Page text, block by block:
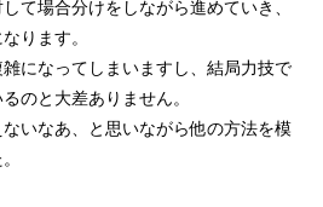
て場合分けをしながら進めていき、
ります。
になってしまいますし、結局力技で
のと大差ありません。
いなあ、と思いながら他の方法を模